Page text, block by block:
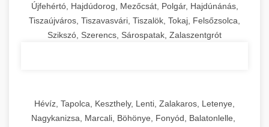
Újfehértó, Hajdúdorog, Mezőcsát, Polgár, Hajdúnánás,
Tiszaújváros, Tiszavasvári, Tiszalök, Tokaj, Felsőzsolca,
Szikszó, Szerencs, Sárospatak, Zalaszentgrót
Hévíz, Tapolca, Keszthely, Lenti, Zalakaros, Letenye,
Nagykanizsa, Marcali, Böhönye, Fonyód, Balatonlelle,